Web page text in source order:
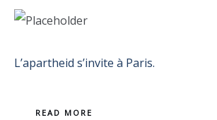
L’apartheid s’invite à Paris.
READ MORE